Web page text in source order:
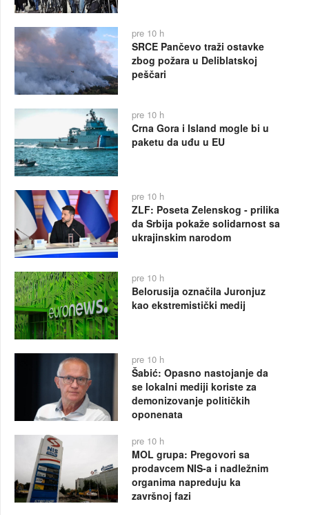
pre 10 h
SRCE Pančevo traži ostavke
zbog požara u Deliblatskoj
peščari
pre 10 h
Crna Gora i Island mogle bi u
paketu da uđu u EU
pre 10 h
ZLF: Poseta Zelenskog - prilika
da Srbija pokaže solidarnost sa
ukrajinskim narodom
pre 10 h
Belorusija označila Juronjuz
kao ekstremistički medij
pre 10 h
Šabić: Opasno nastojanje da
se lokalni mediji koriste za
demonizovanje političkih
oponenata
pre 10 h
MOL grupa: Pregovori sa
prodavcem NIS-a i nadležnim
organima napreduju ka
završnoj fazi